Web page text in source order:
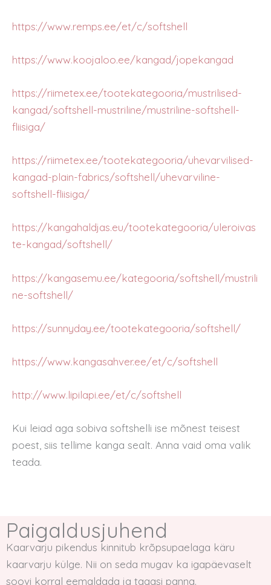
https://www.remps.ee/et/c/softshell
https://www.koojaloo.ee/kangad/jopekangad
https://riimetex.ee/tootekategooria/mustrilised-
kangad/softshell-mustriline/mustriline-softshell-
fliisiga/
https://riimetex.ee/tootekategooria/uhevarvilised-
kangad-plain-fabrics/softshell/uhevarviline-
softshell-fliisiga/
https://kangahaldjas.eu/tootekategooria/uleroivas
te-kangad/softshell/
https://kangasemu.ee/kategooria/softshell/mustrili
ne-softshell/
https://sunnyday.ee/tootekategooria/softshell/
https://www.kangasahver.ee/et/c/softshell
http://www.lipilapi.ee/et/c/softshell
Kui leiad aga sobiva softshelli ise mõnest teisest
poest, siis tellime kanga sealt. Anna vaid oma valik
teada.
Paigaldusjuhend
Kaarvarju pikendus kinnitub krõpsupaelaga käru
kaarvarju külge. Nii on seda mugav ka igapäevaselt
soovi korral eemaldada ja tagasi panna.